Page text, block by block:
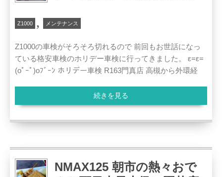
Z1000 , メンテナンス
Z1000の車検がそろそろ切れるので 前回もお世話になっ
ている格安車検のホリデー車検に行ってきました。 ε=ε=
(oﾟｰﾟ)oﾌﾞｰﾝ ホリデー車検 R163門真店 高槻から外環経
続きを見る
NMAX125 朝市の熱々おで